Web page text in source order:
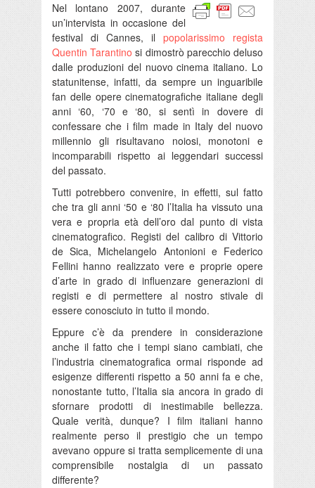
Nel lontano 2007, durante
un’intervista in occasione del
festival di Cannes, il popolarissimo regista
Quentin Tarantino si dimostrò parecchio deluso
dalle produzioni del nuovo cinema italiano. Lo
statunitense, infatti, da sempre un inguaribile
fan delle opere cinematografiche italiane degli
anni ‘60, ‘70 e ‘80, si sentì in dovere di
confessare che i film made in Italy del nuovo
millennio gli risultavano noiosi, monotoni e
incomparabili rispetto ai leggendari successi
del passato.
Tutti potrebbero convenire, in effetti, sul fatto
che tra gli anni ‘50 e ‘80 l’Italia ha vissuto una
vera e propria età dell’oro dal punto di vista
cinematografico. Registi del calibro di Vittorio
de Sica, Michelangelo Antonioni e Federico
Fellini hanno realizzato vere e proprie opere
d’arte in grado di influenzare generazioni di
registi e di permettere al nostro stivale di
essere conosciuto in tutto il mondo.
Eppure c’è da prendere in considerazione
anche il fatto che i tempi siano cambiati, che
l’industria cinematografica ormai risponde ad
esigenze differenti rispetto a 50 anni fa e che,
nonostante tutto, l’Italia sia ancora in grado di
sfornare prodotti di inestimabile bellezza.
Quale verità, dunque? I film italiani hanno
realmente perso il prestigio che un tempo
avevano oppure si tratta semplicemente di una
comprensibile nostalgia di un passato
differente?